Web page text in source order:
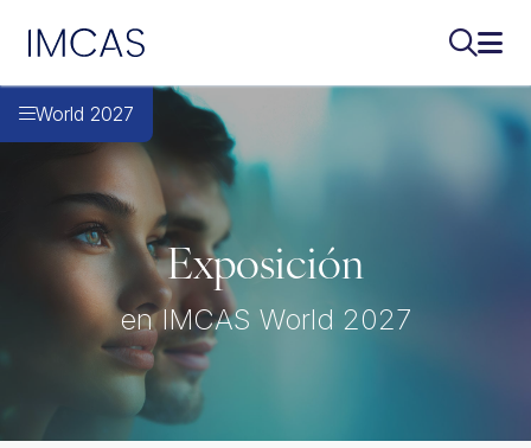
Ir al contenido principal
IMCAS
World 2027
Exposición
en IMCAS World 2027